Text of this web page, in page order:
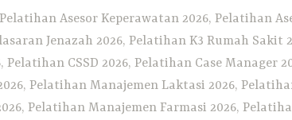
Asesor Keperawatan 2026, Pelatihan
Jenazah 2026, Pelatihan K3 Rumah Sakit
CSSD 2026, Pelatihan Case Manager
Pelatihan Manajemen Laktasi 2026,
Pelatihan Manajemen Farmasi 2026,